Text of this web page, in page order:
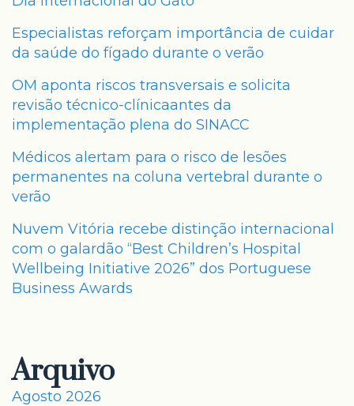
Especialistas reforçam importância de cuidar
da saúde do fígado durante o verão
OM aponta riscos transversais e solicita
revisão técnico-clínicaantes da
implementação plena do SINACC
Médicos alertam para o risco de lesões
permanentes na coluna vertebral durante o
verão
Nuvem Vitória recebe distinção internacional
com o galardão “Best Children’s Hospital
Wellbeing Initiative 2026” dos Portuguese
Business Awards
Arquivo
Agosto 2026